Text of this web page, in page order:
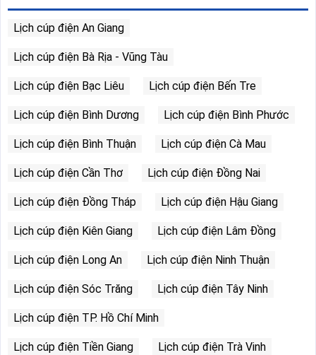
Lịch cúp điện An Giang
Lịch cúp điện Bà Rịa - Vũng Tàu
Lịch cúp điện Bạc Liêu Lịch cúp điện Bến Tre
Lịch cúp điện Bình Dương Lịch cúp điện Bình Phước
Lịch cúp điện Bình Thuận Lịch cúp điện Cà Mau
Lịch cúp điện Cần Thơ Lịch cúp điện Đồng Nai
Lịch cúp điện Đồng Tháp Lịch cúp điện Hậu Giang
Lịch cúp điện Kiên Giang Lịch cúp điện Lâm Đồng
Lịch cúp điện Long An Lịch cúp điện Ninh Thuận
Lịch cúp điện Sóc Trăng Lịch cúp điện Tây Ninh
Lịch cúp điện TP. Hồ Chí Minh
Lịch cúp điện Tiền Giang Lịch cúp điện Trà Vinh